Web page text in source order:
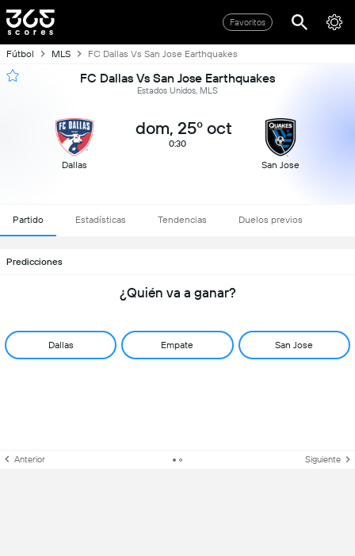
Favoritos
Fútbol MLS FC Dallas Vs San Jose Earthquakes
FC Dallas Vs San Jose Earthquakes
Estados Unidos, MLS
Dallas
dom, 25º oct
0:30
San Jose
Partido Estadísticas Tendencias Duelos previos
Predicciones
¿Quién va a ganar?
Dallas Empate San Jose
Anterior Siguiente